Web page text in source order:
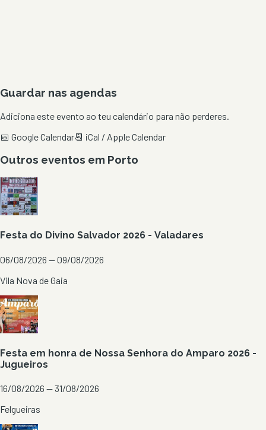
Guardar nas agendas
Adiciona este evento ao teu calendário para não perderes.
📅 Google Calendar📆 iCal / Apple Calendar
Outros eventos em Porto
Festa do Divino Salvador 2026 - Valadares
06/08/2026 — 09/08/2026
Vila Nova de Gaia
Festa em honra de Nossa Senhora do Amparo 2026 -
Jugueiros
16/08/2026 — 31/08/2026
Felgueiras